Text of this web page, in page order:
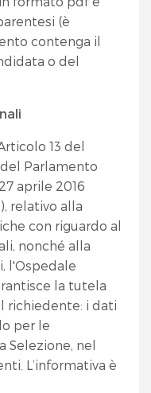
(è
contenga il
o del
13 del
Parlamento
aprile 2016
relativo alla
con riguardo al
nonché alla
l'Ospedale
la tutela
richiedente: i dati
per le
Selezione, nel
L’informativa è